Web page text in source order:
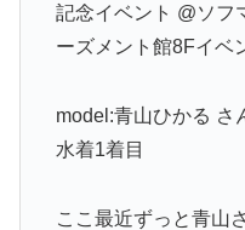
記念イベント @ソ
ーズメント館8Fイベ
model:青山ひかる さ
水着1着目
ここ最近ずっと青山